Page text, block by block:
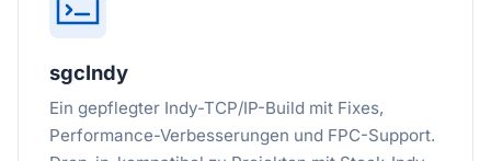
sgcIndy
Ein gepflegter Indy-TCP/IP-Build mit Fixes,
Performance-Verbesserungen und FPC-Support.